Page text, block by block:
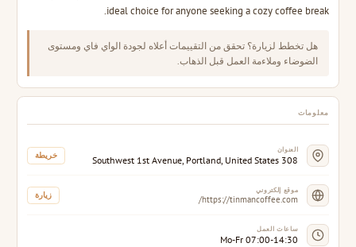
ideal choice for anyone seeking a cozy coffee break.
هل تخطط لزيارة؟ تحقق من التقييمات أعلاه لجودة الواي فاي ومستوى
الضوضاء وملاءمة العمل قبل الذهاب.
معلومات
العنوان
308 Southwest 1st Avenue, Portland, United States خريطة
موقع إلكتروني
https://tinmancoffee.com/ زيارة
ساعات العمل
Mo-Fr 07:00-14:30